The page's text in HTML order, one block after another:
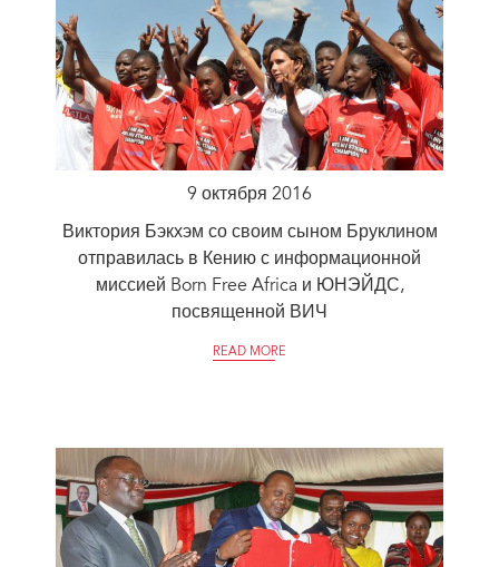
9 октября 2016
Виктория Бэкхэм со своим сыном Бруклином
отправилась в Кению с информационной
миссией Born Free Africa и ЮНЭЙДС,
посвященной ВИЧ
READ MORE